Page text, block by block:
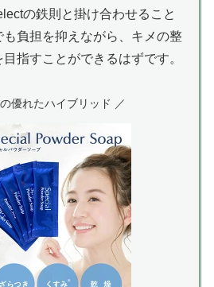
の鉄則と掛け合わせること
負担を抑えながら、キメの整
指すことができるはずです。
優れたハイブリッド ／